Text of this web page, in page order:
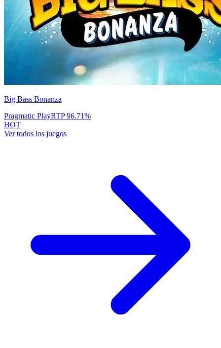
Big Bass Bonanza
Pragmatic PlayRTP96.71%
HOT
Ver todos los juegos